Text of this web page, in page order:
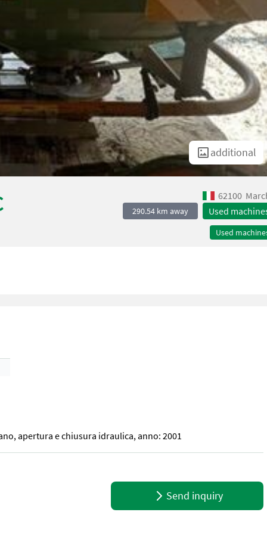
additional
62100
290.54 km away Used
Used
apertura e chiusura idraulica, anno: 2001
apertura e chiusura idraulica, anno: 2001
Send inquiry